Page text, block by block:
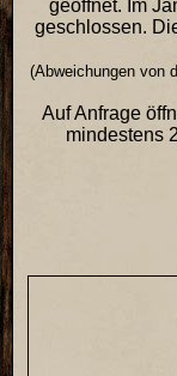
geöffnet. Im
geschlossen.
(Abweichungen von
Auf Anfrage
mindestens